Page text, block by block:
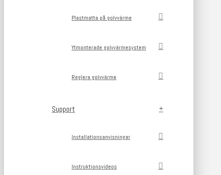
Plastmatta på golvvärme
Ytmonterade golvvärmesystem
Reglera golvvärme
Support
Installationsanvisningar
Instruktionsvideos